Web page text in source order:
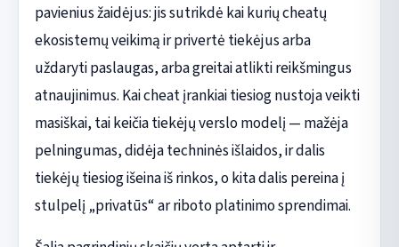
pavienius žaidėjus: jis sutrikdė kai kurių cheatų
ekosistemų veikimą ir privertė tiekėjus arba
uždaryti paslaugas, arba greitai atlikti reikšmingus
atnaujinimus. Kai cheat įrankiai tiesiog nustoja veikti
masiškai, tai keičia tiekėjų verslo modelį — mažėja
pelningumas, didėja techninės išlaidos, ir dalis
tiekėjų tiesiog išeina iš rinkos, o kita dalis pereina į
stulpelį „privatūs“ ar riboto platinimo sprendimai.